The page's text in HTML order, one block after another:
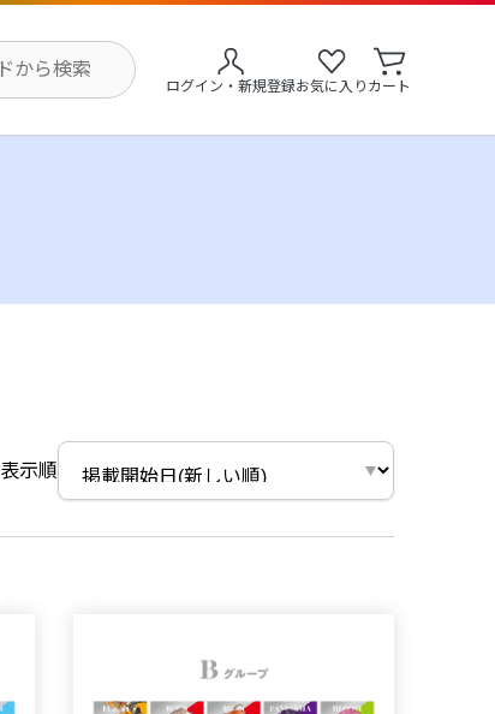
ログイン・新規登録お気に入り カート
表示順